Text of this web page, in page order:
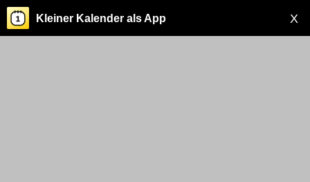
X
Kleiner Kalender als App